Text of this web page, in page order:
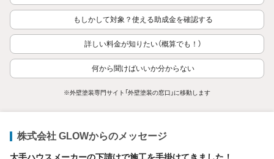
もしかして対象？使える助成金を確認する
詳しい料金が知りたい（概算でも！）
何から聞けばいいか分からない
※外壁塗装専門サイト「外壁塗装の窓口」に移動します
株式会社 GLOWからのメッセージ